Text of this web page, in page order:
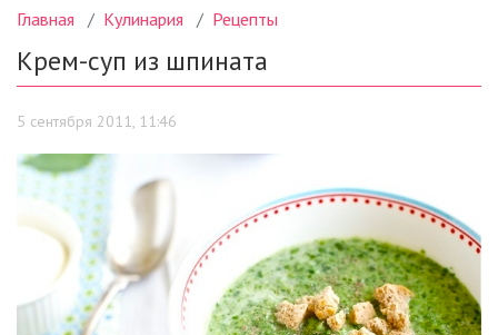
Главная Кулинария Рецепты
Крем-суп из шпината
5 сентября 2011, 11:46